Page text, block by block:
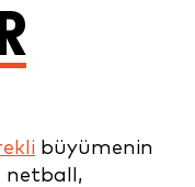
büyümenin
netball,